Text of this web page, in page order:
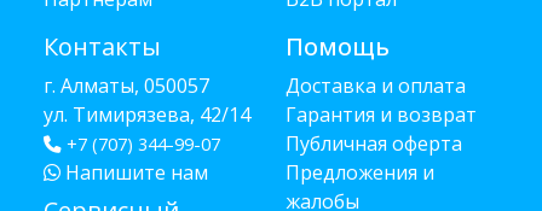
Контакты
г. Алматы, 050057
ул. Тимирязева, 42/14
+7 (707) 344-99-07
Напишите нам
Помощь
Доставка и оплата
Гарантия и возврат
Публичная оферта
Предложения и
жалобы